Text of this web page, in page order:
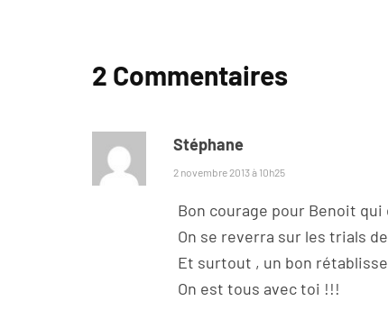
2 Commentaires
Stéphane
2 novembre 2013 à 10h25
Bon courage pour Benoit
On se reverra sur les trials
Et surtout , un bon
On est tous avec toi !!!